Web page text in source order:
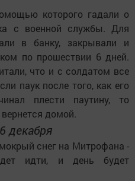
которого гадали о
с военной службы. Для
в банку, закрывали и
по прошествии 6 дней.
что и с солдатом все
паук после того, как его
плести паутину, то
домой.
декабря
снег на Митрофана -
идти, и день будет